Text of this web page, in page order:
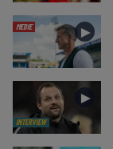
MEDIE ►
INTERVIEW
►